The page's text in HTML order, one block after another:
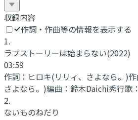
収録内容
作詞・作曲等の情報を表示する
1.
ラブストーリーは始まらない(2022)
03:59
作詞： ヒロキ(リリィ、さよなら。)作
さよなら。)編曲： 鈴木Daichi秀行歌：
2.
ないものねだり